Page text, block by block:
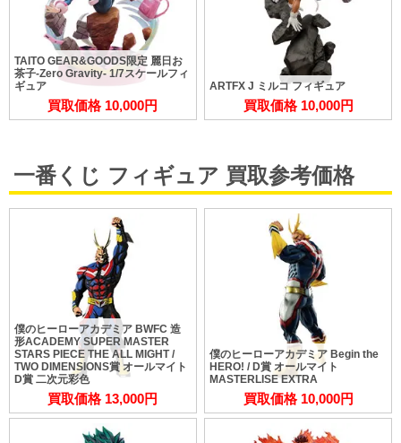
TAITO GEAR&GOODS限定 麗日お
茶子-Zero Gravity- 1/7スケールフィ
ギュア
買取価格 10,000円
ARTFX J ミルコ フィギュア
買取価格 10,000円
一番くじ フィギュア 買取参考価格
僕のヒーローアカデミア BWFC 造
形ACADEMY SUPER MASTER
STARS PIECE THE ALL MIGHT /
TWO DIMENSIONS賞 オールマイト
D賞 二次元彩色
買取価格 13,000円
僕のヒーローアカデミア Begin the
HERO! / D賞 オールマイト
MASTERLISE EXTRA
買取価格 10,000円